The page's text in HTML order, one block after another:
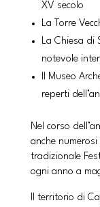
XV secolo
La Torre
La Chiesa di
notevole
Il Museo
reperti
Nel corso
anche
tradizionale
ogni anno a
Il territorio di